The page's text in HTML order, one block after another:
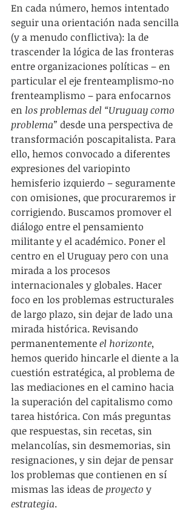
En cada número, hemos intentado
seguir una orientación nada sencilla
(y a menudo conflictiva): la de
trascender la lógica de las fronteras
entre organizaciones políticas – en
particular el eje frenteamplismo-no
frenteamplismo – para enfocarnos
en los problemas del “Uruguay como
problema” desde una perspectiva de
transformación poscapitalista. Para
ello, hemos convocado a diferentes
expresiones del variopinto
hemisferio izquierdo – seguramente
con omisiones, que procuraremos ir
corrigiendo. Buscamos promover el
diálogo entre el pensamiento
militante y el académico. Poner el
centro en el Uruguay pero con una
mirada a los procesos
internacionales y globales. Hacer
foco en los problemas estructurales
de largo plazo, sin dejar de lado una
mirada histórica. Revisando
permanentemente el horizonte,
hemos querido hincarle el diente a la
cuestión estratégica, al problema de
las mediaciones en el camino hacia
la superación del capitalismo como
tarea histórica. Con más preguntas
que respuestas, sin recetas, sin
melancolías, sin desmemorias, sin
resignaciones, y sin dejar de pensar
los problemas que contienen en sí
mismas las ideas de proyecto y
estrategia.